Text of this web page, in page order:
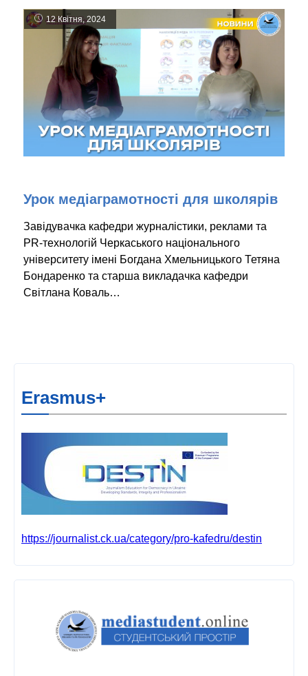
12 Квітня, 2024
Урок медіаграмотності для школярів
Завідувачка кафедри журналістики, реклами та
PR-технологій Черкаського національного
університету імені Богдана Хмельницького Тетяна
Бондаренко та старша викладачка кафедри
Світлана Коваль…
Erasmus+
https://journalist.ck.ua/category/pro-kafedru/destin